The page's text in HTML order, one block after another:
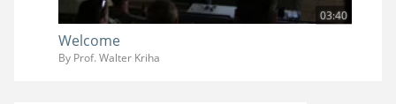
03:40
Welcome
By Prof. Walter Kriha